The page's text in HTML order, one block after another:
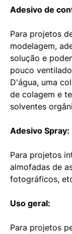
Adesivo de
Para projetos
modelagem,
solução e
pouco
D'água, uma
de colagem e
solventes
Adesivo Spray:
Para projetos
almofadas de
fotográficos,
Uso geral:
Para projetos